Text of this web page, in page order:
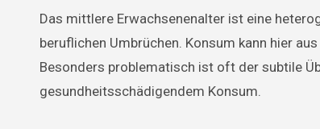
Das mittlere Erwachsenenalter ist eine
beruflichen Umbrüchen. Konsum kann hier
Besonders problematisch ist oft der subtile
gesundheitsschädigendem Konsum.